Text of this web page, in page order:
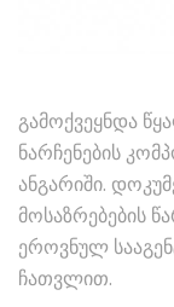
გამოქვეყნდა
ნარჩენების
ანგარიში.
მოსაზრებების
ეროვნულ
ჩათვლით.